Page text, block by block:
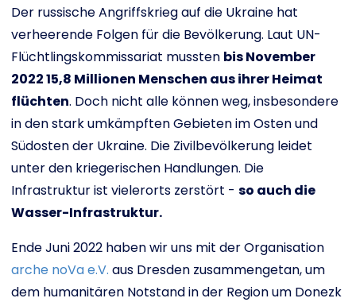
Der russische Angriffskrieg auf die Ukraine hat
verheerende Folgen für die Bevölkerung. Laut UN-
Flüchtlingskommissariat mussten bis November
2022 15,8 Millionen Menschen aus ihrer Heimat
flüchten. Doch nicht alle können weg, insbesondere
in den stark umkämpften Gebieten im Osten und
Südosten der Ukraine. Die Zivilbevölkerung leidet
unter den kriegerischen Handlungen. Die
Infrastruktur ist vielerorts zerstört - so auch die
Wasser-Infrastruktur.
Ende Juni 2022 haben wir uns mit der Organisation
arche noVa e.V. aus Dresden zusammengetan, um
dem humanitären Notstand in der Region um Donezk